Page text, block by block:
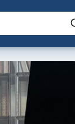
Buscar no Jus